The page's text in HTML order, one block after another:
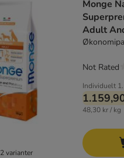
2 varianter
Monge
Adult
Individuelt
48,30 kr / kg
Not Rated